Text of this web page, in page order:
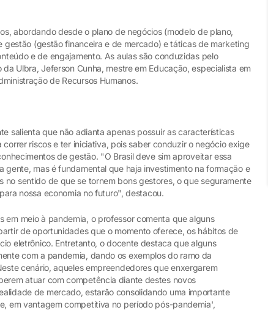
abordando desde o plano de negócios (modelo de plano,
gestão (gestão financeira e de mercado) e táticas de marketing
e de engajamento. As aulas são conduzidas pelo
Ulbra, Jeferson Cunha, mestre em Educação, especialista em
de Recursos Humanos.
salienta que não adianta apenas possuir as características
riscos e ter iniciativa, pois saber conduzir o negócio exige
de gestão. "O Brasil deve sim aproveitar essa
gente, mas é fundamental que haja investimento na formação e
sentido de que se tornem bons gestores, o que seguramente
nossa economia no futuro", destacou.
em meio à pandemia, o professor comenta que alguns
de oportunidades que o momento oferece, os hábitos de
eletrônico. Entretanto, o docente destaca que alguns
com a pandemia, dando os exemplos do ramo da
cenário, aqueles empreendedores que enxergarem
atuar com competência diante destes novos
de mercado, estarão consolidando uma importante
em vantagem competitiva no período pós-pandemia',